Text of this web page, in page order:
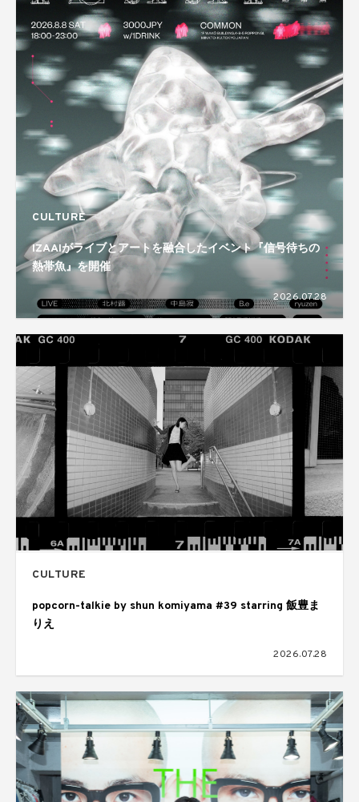
CULTURE
IZAAIがライブとアートを融合したイベント『信号待ちの
熱帯魚』を開催
2026.07.28
CULTURE
popcorn-talkie by shun komiyama #39 starring 飯豊ま
りえ
2026.07.28